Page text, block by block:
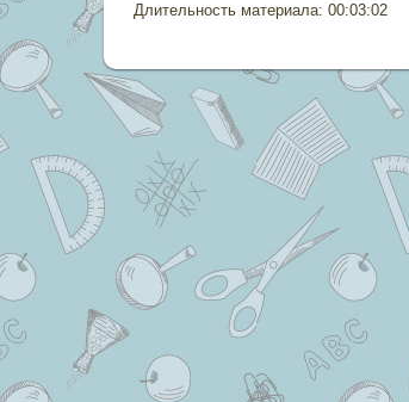
Длительность материала: 00:03:02